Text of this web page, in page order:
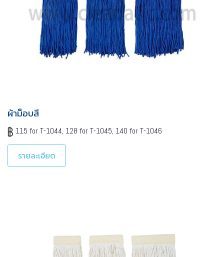
ผ้าม็อบสี
115 for T-1044, 128 for T-1045, 140 for T-1046
รายละเอียด